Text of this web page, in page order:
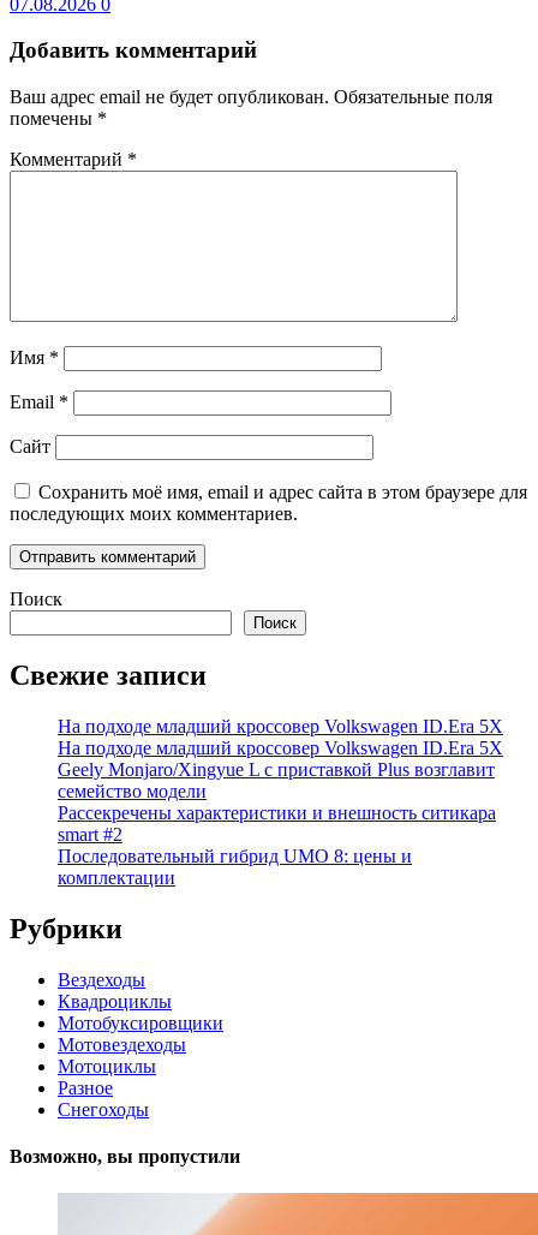
Добавить комментарий
Ваш адрес email не будет опубликован. Обязательные поля
помечены *
Комментарий *
Имя *
Email *
Сайт
Сохранить моё имя, email и адрес сайта в этом браузере для
последующих моих комментариев.
Поиск
Поиск
Свежие записи
На подходе младший кроссовер Volkswagen ID.Era 5X
На подходе младший кроссовер Volkswagen ID.Era 5X
Geely Monjaro/Xingyue L с приставкой Plus возглавит
семейство модели
Рассекречены характеристики и внешность ситикара
smart #2
Последовательный гибрид UMO 8: цены и
комплектации
Рубрики
Вездеходы
Квадроциклы
Мотобуксировщики
Мотовездеходы
Мотоциклы
Разное
Снегоходы
Возможно, вы пропустили